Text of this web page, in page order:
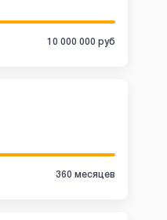
10 000 000 руб
360 месяцев